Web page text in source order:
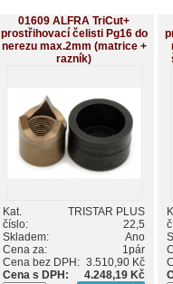
01609 ALFRA TriCut+
prostřihovací čelisti Pg16 do
nerezu max.2mm (matrice +
razník)
Kat.
číslo:
TRISTAR PLUS
22,5
Skladem:
Ano
Cena za:
1pár
Cena bez DPH: 3.510,90 Kč
Cena s DPH:
4.248,19 Kč